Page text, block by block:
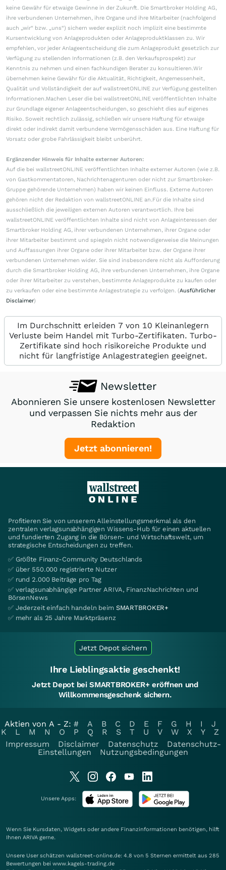
keine Gewähr für etwaige Gewinne in der Zukunft. Die Smartbroker Holding AG,
ihre verbundenen Unternehmen, ihre Organe und ihre Mitarbeiter (nachfolgend
auch „wir“ bzw. „uns“) sichern weder explizit noch implizit eine bestimmte
Kursentwicklung von Anlageprodukten oder Anlageproduktklassen zu. Wir
empfehlen, vor jeder Anlageentscheidung die zum Anlageprodukt gesetzlich zur
Verfügung zu stellenden Informationen (z.B. den Verkaufsprospekt) zur
Kenntnis zu nehmen und einen fachkundigen Berater zu konsultieren.Wir
übernehmen keine Gewähr für die Aktualität, Richtigkeit, Angemessenheit,
Qualität und Vollständigkeit der auf wallstreetONLINE zur Verfügung gestellten
Informationen.Machen Leser die bei wallstreetONLINE veröffentlichten Inhalte
zur Grundlage eigener Anlageentscheidungen, so geschieht dies auf eigenes
Risiko. Soweit rechtlich zulässig, schließen wir unsere Haftung für etwaige
direkt oder indirekt damit verbundene Vermögensschäden aus. Eine Haftung für
Vorsatz oder grobe Fahrlässigkeit bleibt unberührt.
Ergänzender Hinweis für Inhalte externer Autoren:
Auf die bei wallstreetONLINE veröffentlichten Inhalte externer Autoren (wie z.B.
von Gastkommentatoren, Nachrichtenagenturen oder nicht zur Smartbroker-
Gruppe gehörende Unternehmen) haben wir keinen Einfluss. Externe Autoren
gehören nicht der Redaktion von wallstreetONLINE an.Für die Inhalte sind
ausschließlich die jeweiligen externen Autoren verantwortlich. Ihre bei
wallstreetONLINE veröffentlichten Inhalte sind nicht von Anlageinteressen der
Smartbroker Holding AG, ihrer verbundenen Unternehmen, ihrer Organe oder
ihrer Mitarbeiter bestimmt und spiegeln nicht notwendigerweise die Meinungen
und Auffassungen ihrer Organe oder ihrer Mitarbeiter bzw. der Organe ihrer
verbundenen Unternehmen wider. Sie sind insbesondere nicht als Aufforderung
durch die Smartbroker Holding AG, ihre verbundenen Unternehmen, ihre Organe
oder ihrer Mitarbeiter zu verstehen, bestimmte Anlageprodukte zu kaufen oder
zu verkaufen oder eine bestimmte Anlagestrategie zu verfolgen. (Ausführlicher
Disclaimer)
Im Durchschnitt erleiden 7 von 10 Kleinanlegern
Verluste beim Handel mit Turbo-Zertifikaten. Turbo-
Zertifikate sind hoch risikoreiche Produkte und
nicht für langfristige Anlagestrategien geeignet.
Newsletter
Abonnieren Sie unsere kostenlosen Newsletter
und verpassen Sie nichts mehr aus der
Redaktion
Jetzt abonnieren!
Profitieren Sie von unserem Alleinstellungsmerkmal als den
zentralen verlagsunabhängigen Wissens-Hub für einen aktuellen
und fundierten Zugang in die Börsen- und Wirtschaftswelt, um
strategische Entscheidungen zu treffen.
✅ Größte Finanz-Community Deutschlands
✅ über 550.000 registrierte Nutzer
✅ rund 2.000 Beiträge pro Tag
✅ verlagsunabhängige Partner ARIVA, FinanzNachrichten und
BörsenNews
✅ Jederzeit einfach handeln beim SMARTBROKER+
✅ mehr als 25 Jahre Marktpräsenz
Jetzt Depot sichern
Ihre Lieblingsaktie geschenkt!
Jetzt Depot bei SMARTBROKER+ eröffnen und
Willkommensgeschenk sichern.
Aktien von A - Z: # A B C D E F G H I
J
K
L M N O P Q R S T U V W X Y
Z
Impressum
Disclaimer Datenschutz
Datenschutz-
Einstellungen
Nutzungsbedingungen
Unsere Apps:
Wenn Sie Kursdaten, Widgets oder andere Finanzinformationen benötigen, hilft
Ihnen ARIVA gerne.
Unsere User schätzen wallstreet-online.de: 4.8 von 5 Sternen ermittelt aus 285
Bewertungen bei www.kagels-trading.de